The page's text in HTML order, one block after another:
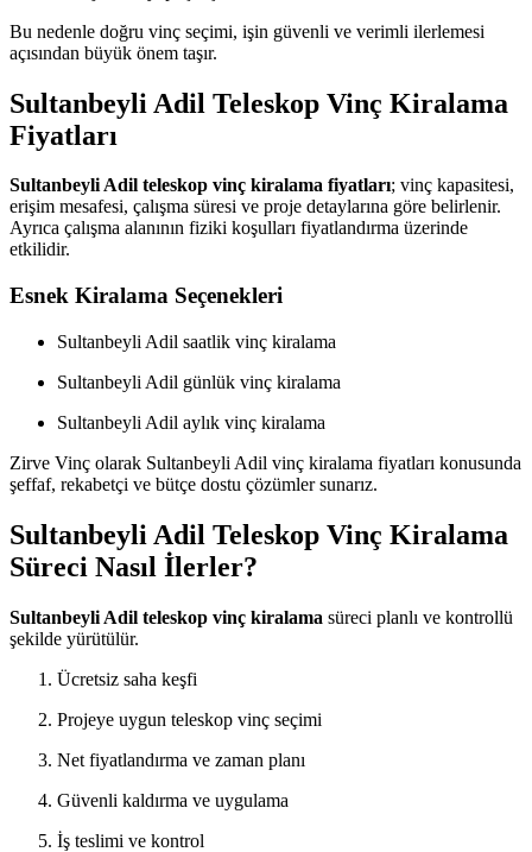
Bu nedenle doğru vinç seçimi, işin güvenli ve verimli ilerlemesi
açısından büyük önem taşır.
Sultanbeyli Adil Teleskop Vinç Kiralama
Fiyatları
Sultanbeyli Adil teleskop vinç kiralama fiyatları; vinç kapasitesi,
erişim mesafesi, çalışma süresi ve proje detaylarına göre belirlenir.
Ayrıca çalışma alanının fiziki koşulları fiyatlandırma üzerinde
etkilidir.
Esnek Kiralama Seçenekleri
Sultanbeyli Adil saatlik vinç kiralama
Sultanbeyli Adil günlük vinç kiralama
Sultanbeyli Adil aylık vinç kiralama
Zirve Vinç olarak Sultanbeyli Adil vinç kiralama fiyatları konusunda
şeffaf, rekabetçi ve bütçe dostu çözümler sunarız.
Sultanbeyli Adil Teleskop Vinç Kiralama
Süreci Nasıl İlerler?
Sultanbeyli Adil teleskop vinç kiralama süreci planlı ve kontrollü
şekilde yürütülür.
Ücretsiz saha keşfi
Projeye uygun teleskop vinç seçimi
Net fiyatlandırma ve zaman planı
Güvenli kaldırma ve uygulama
İş teslimi ve kontrol